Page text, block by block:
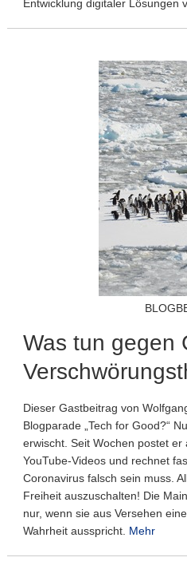
Entwicklung digitaler Lösungen
Was tun gegen
Dieser Gastbeitrag von
Blogparade „Tech for Good?“
erwischt. Seit Wochen postet
YouTube-Videos und rechnet
Coronavirus falsch sein muss.
Freiheit auszuschalten! Die
nur, wenn sie aus Versehen
Wahrheit ausspricht. Mehr